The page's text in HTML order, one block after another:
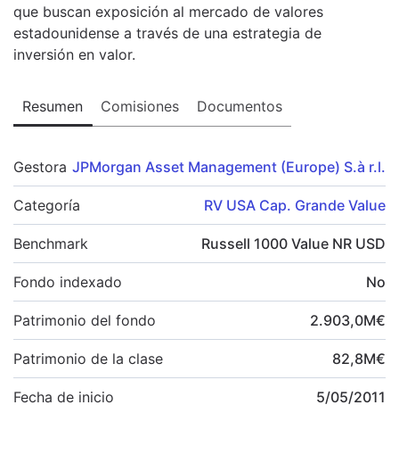
que buscan exposición al mercado de valores
estadounidense a través de una estrategia de
inversión en valor.
Resumen Comisiones Documentos
Gestora JPMorgan Asset Management (Europe) S.à r.l.
Categoría RV USA Cap. Grande Value
Benchmark Russell 1000 Value NR USD
Fondo indexado No
Patrimonio del fondo 2.903,0M€
Patrimonio de la clase 82,8M€
Fecha de inicio 5/05/2011